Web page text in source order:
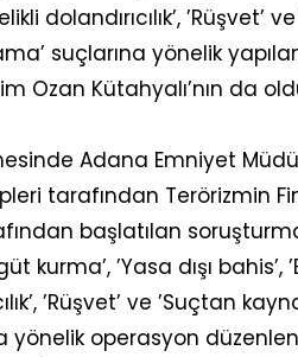
dolandırıcılık’, ’Rüşvet’
suçlarına yönelik
Ozan Kütahyalı’nın da
Adana Emniyet
tarafından Terörizmin
başlatılan
’Yasa dışı bahis’,
’Rüşvet’ ve ’Suçtan
yönelik operasyon